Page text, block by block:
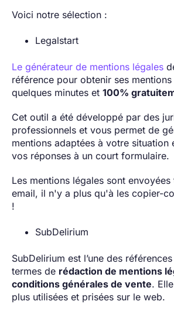
Voici notre sélection :
Legalstart
Le générateur de mentions légales
référence pour obtenir ses
quelques minutes et 100%
Cet outil a été développé par des
professionnels et vous permet de
mentions adaptées à votre situation
vos réponses à un court formulaire.
Les mentions légales sont
email, il n'y a plus qu'à les copier-
!
SubDelirium
SubDelirium est l’une des
termes de rédaction de mentions
conditions générales de vente.
plus utilisées et prisées sur le web.